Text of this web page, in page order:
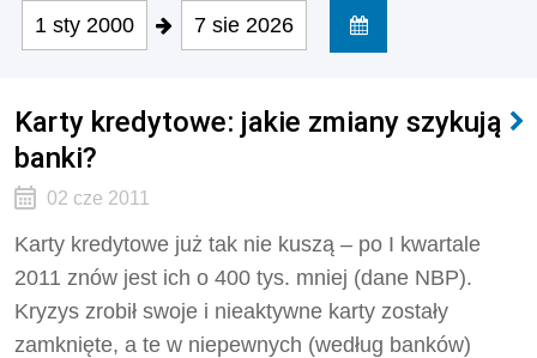
1 sty 2000 7 sie 2026
Karty kredytowe: jakie zmiany szykują
banki?
02 cze 2011
Karty kredytowe już tak nie kuszą – po I kwartale
2011 znów jest ich o 400 tys. mniej (dane NBP).
Kryzys zrobił swoje i nieaktywne karty zostały
zamknięte, a te w niepewnych (według banków)